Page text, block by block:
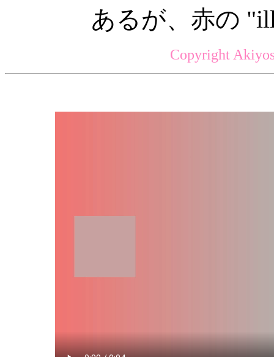
あるが、赤の
Copyright